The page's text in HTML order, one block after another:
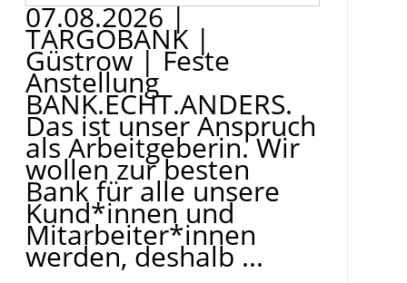
07.08.2026|
TARGOBANK |
Güstrow |Feste
Anstellung
BANK.ECHT.ANDERS.
Das ist unser Anspruch
als Arbeitgeberin. Wir
wollen zur besten
Bank für alle unsere
Kund*innen und
Mitarbeiter*innen
werden, deshalb ...